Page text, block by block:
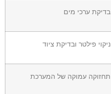
בדיקת ערכי מים
ניקוי פילטר ובדיקת ציוד
תחזוקה עמוקה של המערכת